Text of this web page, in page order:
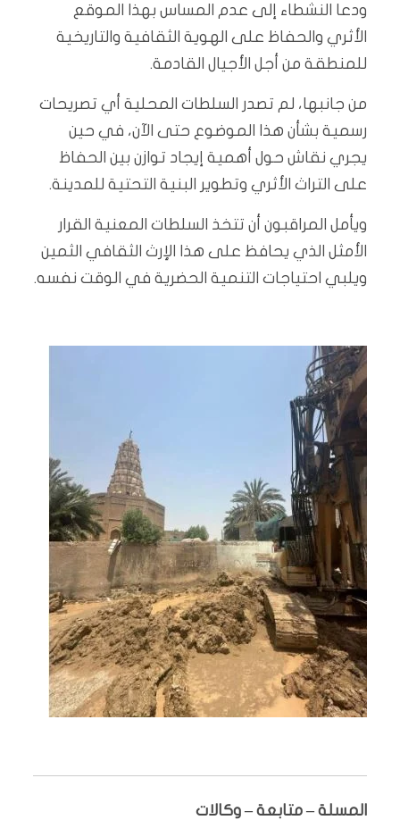
ودعا النشطاء إلى عدم المساس بهذا الموقع
الأثري والحفاظ على الهوية الثقافية والتاريخية
للمنطقة من أجل الأجيال القادمة.
من جانبها، لم تصدر السلطات المحلية أي تصريحات
رسمية بشأن هذا الموضوع حتى الآن، في حين
يجري نقاش حول أهمية إيجاد توازن بين الحفاظ
على التراث الأثري وتطوير البنية التحتية للمدينة.
ويأمل المراقبون أن تتخذ السلطات المعنية القرار
الأمثل الذي يحافظ على هذا الإرث الثقافي الثمين
ويلبي احتياجات التنمية الحضرية في الوقت نفسه.
المسلة – متابعة – وكالات